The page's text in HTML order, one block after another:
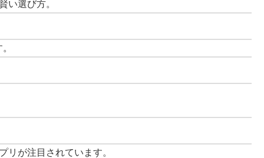
い選び方。
リが注目されています。